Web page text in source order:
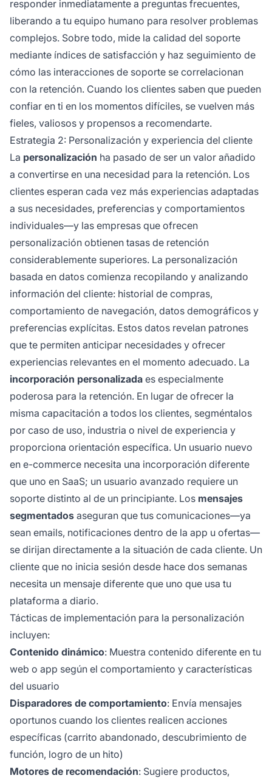
responder inmediatamente a preguntas frecuentes,
liberando a tu equipo humano para resolver problemas
complejos. Sobre todo, mide la calidad del soporte
mediante índices de satisfacción y haz seguimiento de
cómo las interacciones de soporte se correlacionan
con la retención. Cuando los clientes saben que pueden
confiar en ti en los momentos difíciles, se vuelven más
fieles, valiosos y propensos a recomendarte.
Estrategia 2: Personalización y experiencia del cliente
La personalización ha pasado de ser un valor añadido
a convertirse en una necesidad para la retención. Los
clientes esperan cada vez más experiencias adaptadas
a sus necesidades, preferencias y comportamientos
individuales—y las empresas que ofrecen
personalización obtienen tasas de retención
considerablemente superiores. La personalización
basada en datos comienza recopilando y analizando
información del cliente: historial de compras,
comportamiento de navegación, datos demográficos y
preferencias explícitas. Estos datos revelan patrones
que te permiten anticipar necesidades y ofrecer
experiencias relevantes en el momento adecuado. La
incorporación personalizada es especialmente
poderosa para la retención. En lugar de ofrecer la
misma capacitación a todos los clientes, segméntalos
por caso de uso, industria o nivel de experiencia y
proporciona orientación específica. Un usuario nuevo
en e-commerce necesita una incorporación diferente
que uno en SaaS; un usuario avanzado requiere un
soporte distinto al de un principiante. Los mensajes
segmentados aseguran que tus comunicaciones—ya
sean emails, notificaciones dentro de la app u ofertas—
se dirijan directamente a la situación de cada cliente. Un
cliente que no inicia sesión desde hace dos semanas
necesita un mensaje diferente que uno que usa tu
plataforma a diario.
Tácticas de implementación para la personalización
incluyen:
Contenido dinámico: Muestra contenido diferente en tu
web o app según el comportamiento y características
del usuario
Disparadores de comportamiento: Envía mensajes
oportunos cuando los clientes realicen acciones
específicas (carrito abandonado, descubrimiento de
función, logro de un hito)
Motores de recomendación: Sugiere productos,